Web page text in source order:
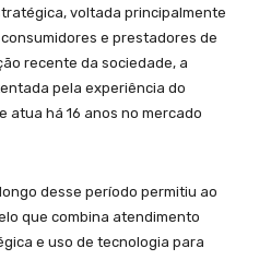
voltada principalmente
e prestadores de
recente da sociedade, a
pela experiência do
atua há 16 anos no mercado
desse período permitiu ao
que combina atendimento
e uso de tecnologia para